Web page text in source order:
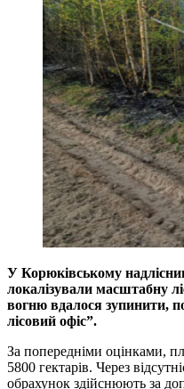
У Корюківському
локалізували масштабну
вогню вдалося зупинити,
лісовий офіс”.
За попередніми оцінками,
5800 гектарів. Через
обрахунок здійснюють за